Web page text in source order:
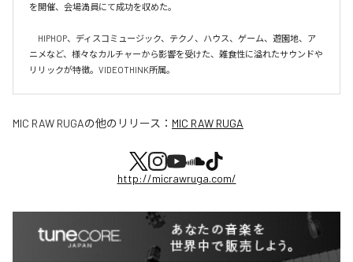
を開催、会場満員にて成功を収めた。
HIPHOP、ディスコミュージック、テクノ、ハウス、ゲーム、遊園地、ア
ニメなど、様々なカルチャーから影響を受けた、雑食性に溢れたサウンドや
リリックが特徴。VIDEOTHINK所属。
MIC RAW RUGAの他のリリース： MIC RAW RUGA
http://micrawruga.com/